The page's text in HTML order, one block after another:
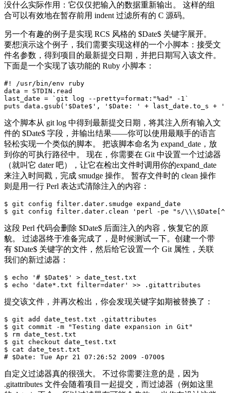
没什么实际作用：它仅仅把输入的数据重新输出。 这样的组
合可以有效地在暂存前用 indent 过滤所有的 C 源码。
另一个有趣的例子是实现 RCS 风格的 $Date$ 关键字展开。
要想演示这个例子，我们需要实现这样的一个小脚本：接受文
件名参数，得到项目的最新提交日期，并把日期写入该文件。
下面是一个实现了该功能的 Ruby 小脚本：
#! /usr/bin/env ruby
data = STDIN.read
last_date = `git log --pretty=format:"%ad" -1`
这个脚本从 git log 中得到最新提交日期，将其注入所有输入文
件的 $Date$ 字段，并输出结果——你可以使用最顺手的语言
轻松实现一个类似的脚本。 把该脚本命名为 expand_date，放
到你的可执行路径中。 现在，你需要在 Git 中设置一个过滤器
（就叫它 dater 吧），让它在检出文件时调用你的expand_date
来注入时间戳，完成 smudge 操作。 暂存文件时的 clean 操作
则是用一行 Perl 表达式清除注入的内容：
$ git config filter.dater.smudge expand_date
这段 Perl 代码会删除 $Date$ 后面注入的内容，恢复它的原
貌。 过滤器终于准备完成了，是时候测试一下。创建一个带
有 $Date$ 关键字的文件，然后给它设置一个 Git 属性，关联
我们的新过滤器：
$ echo '# $Date$' > date_test.txt
提交该文件，并再次检出，你会发现关键字如期被替换了：
$ git add date_test.txt .gitattributes
$ git commit -m "Testing date expansion in Git"
$ rm date_test.txt
$ git checkout date_test.txt
$ cat date_test.txt
自定义过滤器真的很强大。 不过你需要注意的是，因为
.gitattributes 文件会随着项目一起提交，而过滤器（例如这里